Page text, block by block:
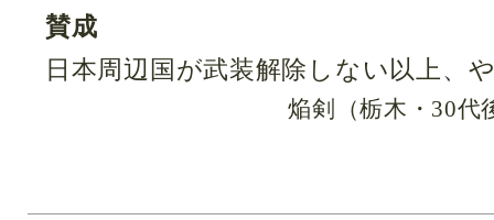
賛成
日本周辺国が武装解除しない以上、
焔剣（栃木・30代